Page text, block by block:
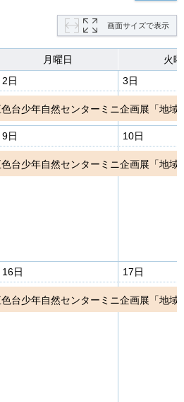
画面サイズで表示
月曜日
火
2日 3日
台少年自然センターミニ企画展「地
9日 10日
台少年自然センターミニ企画展「地
16日 17日
台少年自然センターミニ企画展「地